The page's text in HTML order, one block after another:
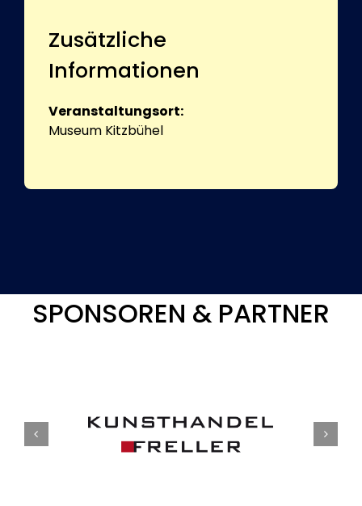
Zusätzliche
Informationen
Veranstaltungsort:
Museum Kitzbühel
SPONSOREN & PARTNER